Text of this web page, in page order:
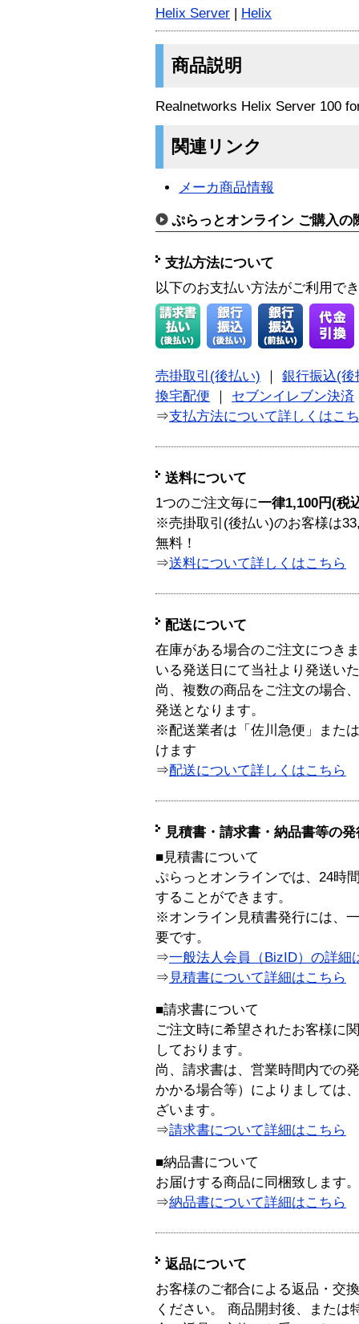
Helix Server | Helix
商品説明
Realnetworks Helix Server 100
関連リンク
メーカ商品情報
ぷらっとオンライン ご購入の
支払方法について
以下のお支払い方法がご利用で
売掛取引(後払い)
銀行振込(後
換宅配便
セブンイレブン決済
⇒支払方法について詳しくはこ
送料について
1つのご注文毎に一律1,100円(税
※売掛取引(後払い)のお客様は
無料！
⇒送料について詳しくはこちら
配送について
在庫がある場合のご注文につき
いる発送日にて当社より発送い
尚、複数の商品をご注文の場合
発送となります。
※配送業者は「佐川急便」また
けます
⇒配送について詳しくはこちら
見積書・請求書・納品書等の
■見積書について
ぷらっとオンラインでは、24時
することができます。
※オンライン見積書発行には、
要です。
⇒一般法人会員（BizID）の詳細
⇒ 見積書について詳細はこちら
■請求書について
ご注文時に希望されたお客様に
しております。
尚、請求書は、営業時間内での
かかる場合等）によりましては
ざいます。
⇒請求書について詳細はこちら
■納品書について
お届けする商品に同梱致します。
⇒納品書について詳細はこちら
返品について
お客様のご都合による返品・交
ください。 商品開封後、または